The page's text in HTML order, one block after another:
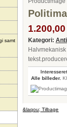
samt
Kategori:
Alle billeder.
&laqou; Tilbage